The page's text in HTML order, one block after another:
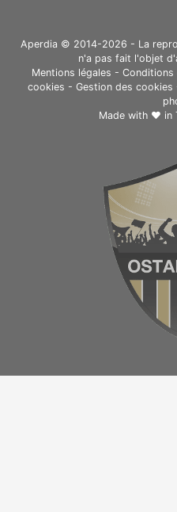
Aperdia © 2014-2026 - La
n'a pas fait l'objet
Mentions légales -
cookies - Gestion des cookies
Made with ❤ in